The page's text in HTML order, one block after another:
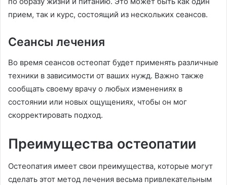
прием, так и курс, состоящий из нескольких сеансов.
Сеансы лечения
Во время сеансов остеопат будет применять различные
техники в зависимости от ваших нужд. Важно также
сообщать своему врачу о любых изменениях в
состоянии или новых ощущениях, чтобы он мог
скорректировать подход.
Преимущества остеопатии
Остеопатия имеет свои преимущества, которые могут
сделать этот метод лечения весьма привлекательным